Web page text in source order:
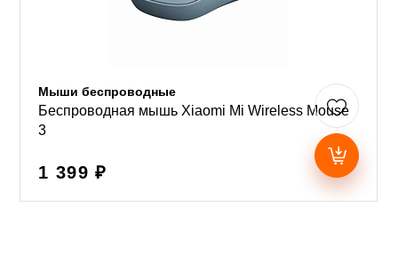
Мыши беспроводные
Беспроводная мышь Xiaomi Mi Wireless Mouse
3
1 399 ₽